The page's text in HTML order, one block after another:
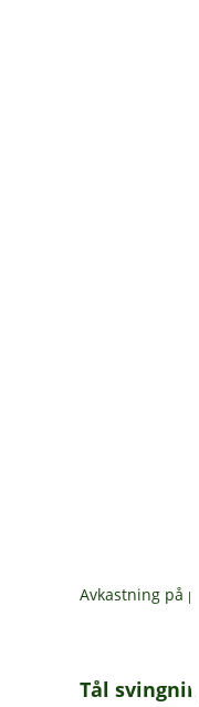
Avkastning på
Tål